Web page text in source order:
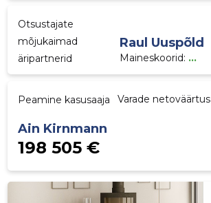
Otsustajate
mõjukaimad
äripartnerid
Raul Uuspõld
Maineskoorid: ...
Peamine kasusaaja
Ain Kirnmann
Varade netoväärtus
198 505 €